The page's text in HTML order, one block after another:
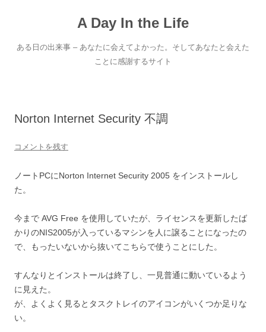
へ
ス
A Day In the Life
ある日の出来事 – あなたに会えてよかった。そしてあなたと会えた
ことに感謝するサイト
Norton Internet Security 不調
コメントを残す
ノートPCにNorton Internet Security 2005 をインストールし
た。
今まで AVG Free を使用していたが、ライセンスを更新したば
かりのNIS2005が入っているマシンを人に譲ることになったの
で、もったいないから抜いてこちらで使うことにした。
すんなりとインストールは終了し、一見普通に動いているよう
に見えた。
が、よくよく見るとタスクトレイのアイコンがいくつか足りな
い。